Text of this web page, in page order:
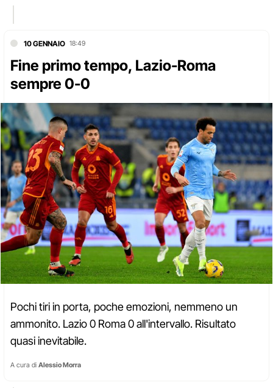
10 GENNAIO 18:49
Fine primo tempo, Lazio-Roma
sempre 0-0
Pochi tiri in porta, poche emozioni, nemmeno un
ammonito. Lazio 0 Roma 0 all'intervallo. Risultato
quasi inevitabile.
A cura di Alessio Morra